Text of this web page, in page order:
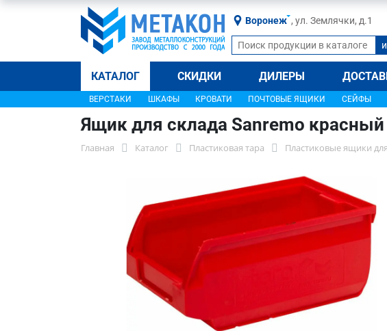
Воронеж , ул. Землячки, д.1
КАТАЛОГ СКИДКИ ДИЛЕРЫ
ВЕРСТАКИ ШКАФЫ КРОВАТИ ПОЧТОВЫЕ ЯЩИКИ СЕЙФЫ
Ящик для склада Sanremo красный
Главная Каталог Пластиковая тара Пластиковые ящики